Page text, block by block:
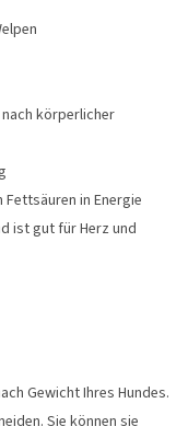
körperlicher
in Energie
ist gut für Herz und
Gewicht Ihres Hundes.
Sie können sie